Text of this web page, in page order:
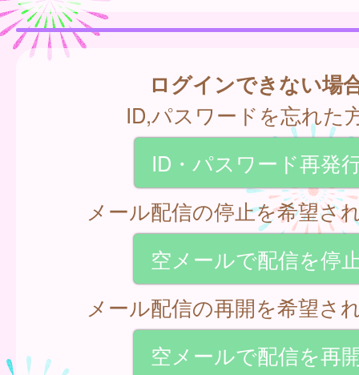
ログインできない場
ID,パスワードを忘れた
ID・パスワード再発
メール配信の停止を希望さ
空メールで配信を停
メール配信の再開を希望さ
空メールで配信を再